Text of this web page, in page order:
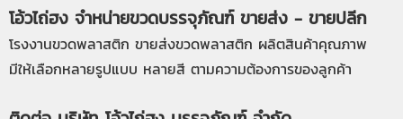
โอ้วไถ่ฮง จำหน่ายขวดบรรจุภัณฑ์ ขายส่ง - ขายปลีก
โรงงานขวดพลาสติก ขายส่งขวดพลาสติก ผลิตสินค้าคุณภาพ
มีให้เลือกหลายรูปแบบ หลายสี ตามความต้องการของลูกค้า